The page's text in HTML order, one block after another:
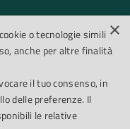
×
o tecnologie simili
anche per altre finalità
il tuo consenso, in
delle preferenze. Il
le relative